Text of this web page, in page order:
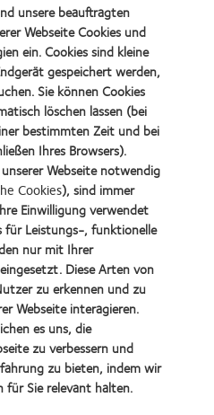
2024 ändern wir das Vorgehen
HIERerfahren
Thema haben, möchten wir Sie
verweisen.
Informationen zur Verfügung:
Sie bitte Ihren Coopervision
Auch unser Customer Service ist für
18.00 Uhr da:
100
unsere beauftragten
Webseite Cookies und
ein. Cookies sind kleine
gespeichert werden,
Sie können Cookies
löschen lassen (bei
bestimmten Zeit und bei
Ihres Browsers).
Webseite notwendig
Cookies), sind immer
Einwilligung verwendet
für Leistungs-, funktionelle
nur mit Ihrer
Diese Arten von
zu erkennen und zu
Webseite interagieren.
es uns, die
zu verbessern und
zu bieten, indem wir
für Sie relevant halten.